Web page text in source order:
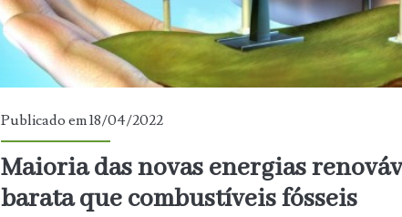
Publicado em 18/04/2022
Maioria das novas energias
barata que combustíveis fósseis